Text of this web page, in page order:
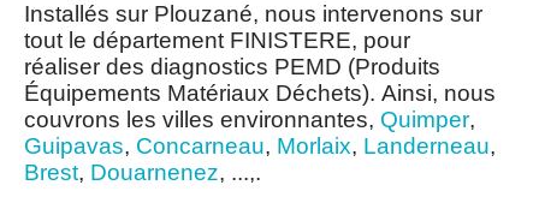
Installés sur Plouzané, nous intervenons sur
tout le département FINISTERE, pour
réaliser des diagnostics PEMD (Produits
Équipements Matériaux Déchets). Ainsi, nous
couvrons les villes environnantes, Quimper,
Guipavas, Concarneau, Morlaix, Landerneau,
Brest, Douarnenez, ...,.